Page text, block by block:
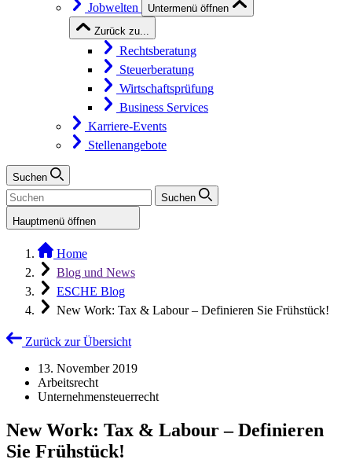
Jobwelten
Untermenü öffnen
Zurück zu...
Rechtsberatung
Steuerberatung
Wirtschaftsprüfung
Business Services
Karriere-Events
Stellenangebote
Suchen
Suchen
Hauptmenü öffnen
Home
Blog und News
ESCHE Blog
New Work: Tax & Labour – Definieren Sie Frühstück!
Zurück zur Übersicht
13. November 2019
Arbeitsrecht
Unternehmensteuerrecht
New Work: Tax & Labour – Definieren
Sie Frühstück!